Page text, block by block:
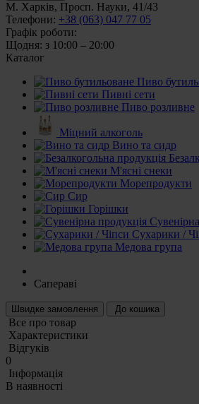
М. Харків, Просп. Науки, 41/43
Телефони: +38 (063) 047 77 05
Графік роботи:
Щодня: з 10:00 – 20:00
Каталог
Пиво
Пивні сети
Пиво розливне
Міцний алкоголь
Вино та сидр
М'ясні снеки
Морепродукти
Сир
Горішки
Сухарики /
Медова група
Сапераві
Швидке замовлення До кошика
Все про товар
Характеристики
Відгуків
0
Iнформація
В наявності